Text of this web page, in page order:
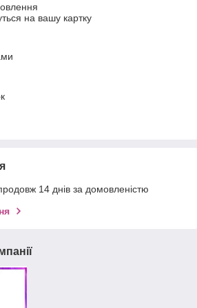
на вашу картку
14 днів за домовленістю